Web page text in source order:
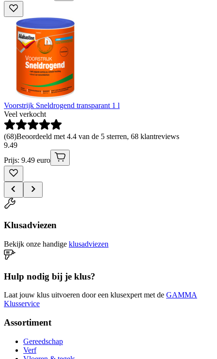
Voorstrijk Sneldrogend transparant 1 l
Veel verkocht
(68)Beoordeeld met 4.4 van de 5 sterren, 68 klantreviews
9.49
Prijs: 9.49 euro
Klusadviezen
Bekijk onze handige klusadviezen
Hulp nodig bij je klus?
Laat jouw klus uitvoeren door een klusexpert met de GAMMA
Klusservice
Assortiment
Gereedschap
Verf